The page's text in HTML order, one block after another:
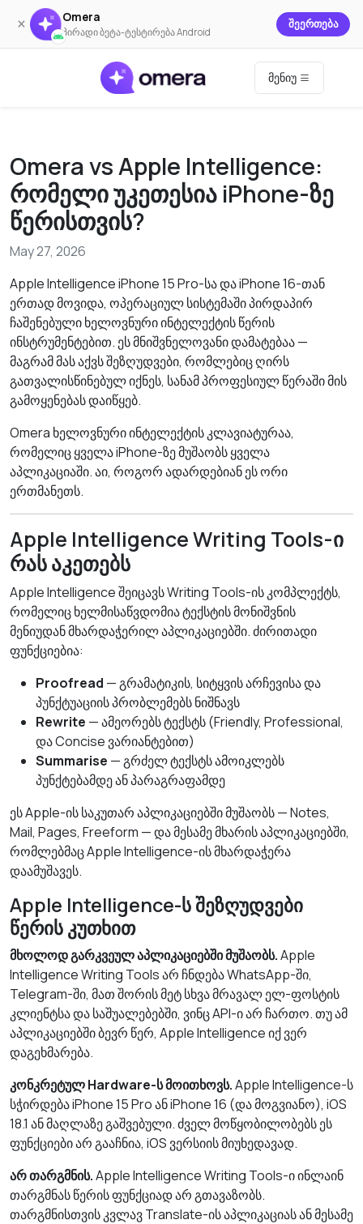
× Omera
პირადი ბეტა-ტესტირება Android
შეერთება
მენიუ
Omera vs Apple Intelligence:
რომელი უკეთესია iPhone-ზე
წერისთვის?
May 27, 2026
Apple Intelligence iPhone 15 Pro-სა და iPhone 16-თან
ერთად მოვიდა, ოპერაციულ სისტემაში პირდაპირ
ჩაშენებული ხელოვნური ინტელექტის წერის
ინსტრუმენტებით. ეს მნიშვნელოვანი დამატებაა —
მაგრამ მას აქვს შეზღუდვები, რომლებიც ღირს
გათვალისწინებულ იქნეს, სანამ პროფესიულ წერაში მის
გამოყენებას დაიწყებ.
Omera ხელოვნური ინტელექტის კლავიატურაა,
რომელიც ყველა iPhone-ზე მუშაობს ყველა
აპლიკაციაში. აი, როგორ ადარდებიან ეს ორი
ერთმანეთს.
Apple Intelligence Writing Tools-ი
რას აკეთებს
Apple Intelligence შეიცავს Writing Tools-ის კომპლექტს,
რომელიც ხელმისაწვდომია ტექსტის მონიშვნის
მენიუდან მხარდაჭერილ აპლიკაციებში. ძირითადი
ფუნქციებია:
Proofread — გრამატიკის, სიტყვის არჩევისა და
პუნქტუაციის პრობლემებს ნიშნავს
Rewrite — ამეორებს ტექსტს (Friendly, Professional,
და Concise ვარიანტებით)
Summarise — გრძელ ტექსტს ამოიკლებს
პუნქტებამდე ან პარაგრაფამდე
ეს Apple-ის საკუთარ აპლიკაციებში მუშაობს — Notes,
Mail, Pages, Freeform — და მესამე მხარის აპლიკაციებში,
რომლებმაც Apple Intelligence-ის მხარდაჭერა
დაამუშავეს.
Apple Intelligence-ს შეზღუდვები
წერის კუთხით
მხოლოდ გარკვეულ აპლიკაციებში მუშაობს.Apple
Intelligence Writing Tools არ ჩნდება WhatsApp-ში,
Telegram-ში, მათ შორის მეტ სხვა მრავალ ელ-ფოსტის
კლიენტსა და საშუალებებში, ვინც API-ი არ ჩართო. თუ ამ
აპლიკაციებში ბევრ წერ, Apple Intelligence იქ ვერ
დაგეხმარება.
კონკრეტულ Hardware-ს მოითხოვს.Apple Intelligence-ს
სჭირდება iPhone 15 Pro ან iPhone 16 (და მოგვიანო), iOS
18.1 ან მაღლაზე გაშვებული. ძველ მოწყობილობებს ეს
ფუნქციები არ გააჩნია, iOS ვერსიის მიუხედავად.
არ თარგმნის.Apple Intelligence Writing Tools-ი ინლაინ
თარგმნას წერის ფუნქციად არ გთავაზობს.
თარგმნისთვის კვლავ Translate-ის აპლიკაციას ან მესამე